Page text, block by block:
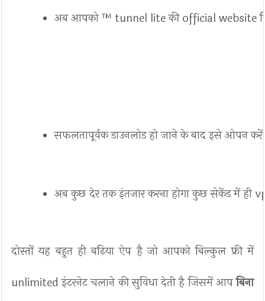
अब आपको ™ tunnel lite की official website
सफलतापूर्वक डाउनलोड हो जाने के बाद इसे ओपन
अब कुछ देर तक इंतजार करना होगा कुछ सेकेंड में ही
दोस्तों यह बहुत ही बढ़िया ऐप है जो आपको बिल्कुल फ्री में
unlimited इंटरनेट चलाने की सुविधा देती है जिसमें आपबिना